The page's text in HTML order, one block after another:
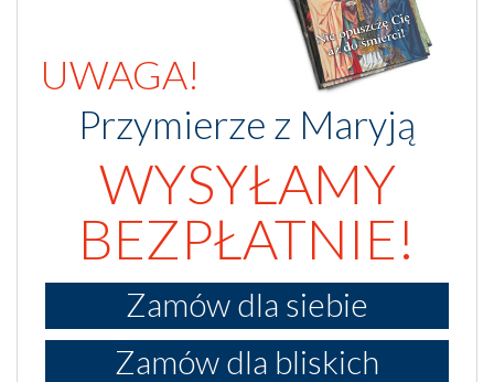
UWAGA!
Przymierze z Maryją
WYSYŁAMY
BEZPŁATNIE!
Zamów dla siebie
Zamów dla bliskich